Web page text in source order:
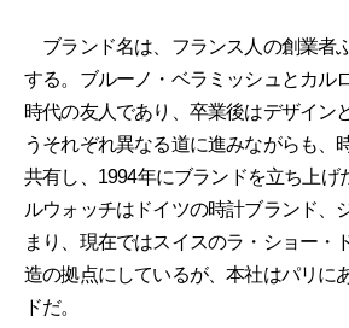
ブランド名は、フランス人の創業者
する。ブルーノ・ベラミッシュとカル
時代の友人であり、卒業後はデザイン
うそれぞれ異なる道に進みながらも、
共有し、1994年にブランドを立ち上げ
ルウォッチはドイツの時計ブランド、
まり、現在ではスイスのラ・ショー・
造の拠点にしているが、本社はパリに
ドだ。